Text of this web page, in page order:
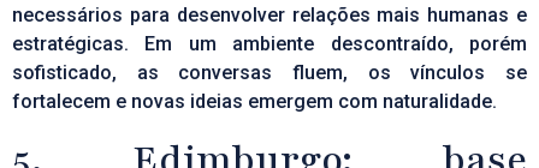
necessários para desenvolver relações mais humanas e
estratégicas. Em um ambiente descontraído, porém
sofisticado, as conversas fluem, os vínculos se
fortalecem e novas ideias emergem com naturalidade.